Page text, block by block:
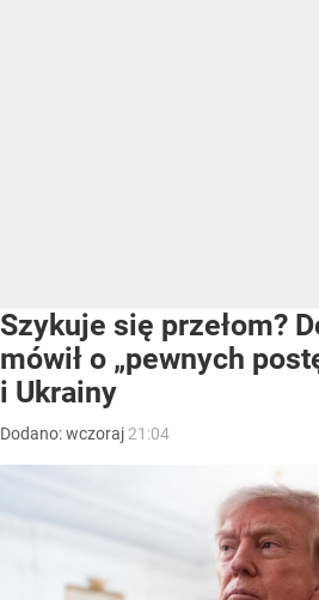
Szykuje się przełom?
mówił o „pewnych
i Ukrainy
Dodano:wczoraj 21:04